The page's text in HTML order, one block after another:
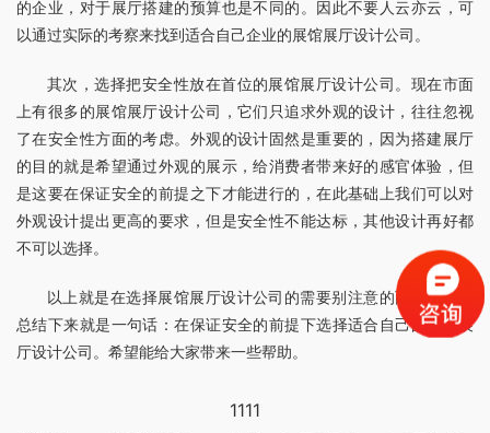
的企业，对于展厅搭建的预算也是不同的。因此不要人云亦云，可
以通过实际的考察来找到适合自己企业的展馆展厅设计公司。
其次，选择把安全性放在首位的展馆展厅设计公司。现在市面
上有很多的展馆展厅设计公司，它们只追求外观的设计，往往忽视
了在安全性方面的考虑。外观的设计固然是重要的，因为搭建展厅
的目的就是希望通过外观的展示，给消费者带来好的感官体验，但
是这要在保证安全的前提之下才能进行的，在此基础上我们可以对
外观设计提出更高的要求，但是安全性不能达标，其他设计再好都
不可以选择。
以上就是在选择展馆展厅设计公司的需要别注意的两点建议，
总结下来就是一句话：在保证安全的前提下选择适合自己的展馆展
厅设计公司。希望能给大家带来一些帮助。
1111